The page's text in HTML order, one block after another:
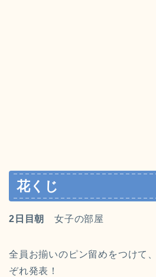
花くじ
2日目朝 女子の部屋
全員お揃いのピン留めをつけて、
ぞれ発表！